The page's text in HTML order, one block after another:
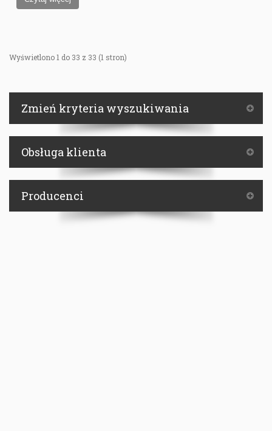
Wyświetlono 1 do 33 z 33 (1 stron)
Zmień kryteria wyszukiwania
Obsługa klienta
Producenci